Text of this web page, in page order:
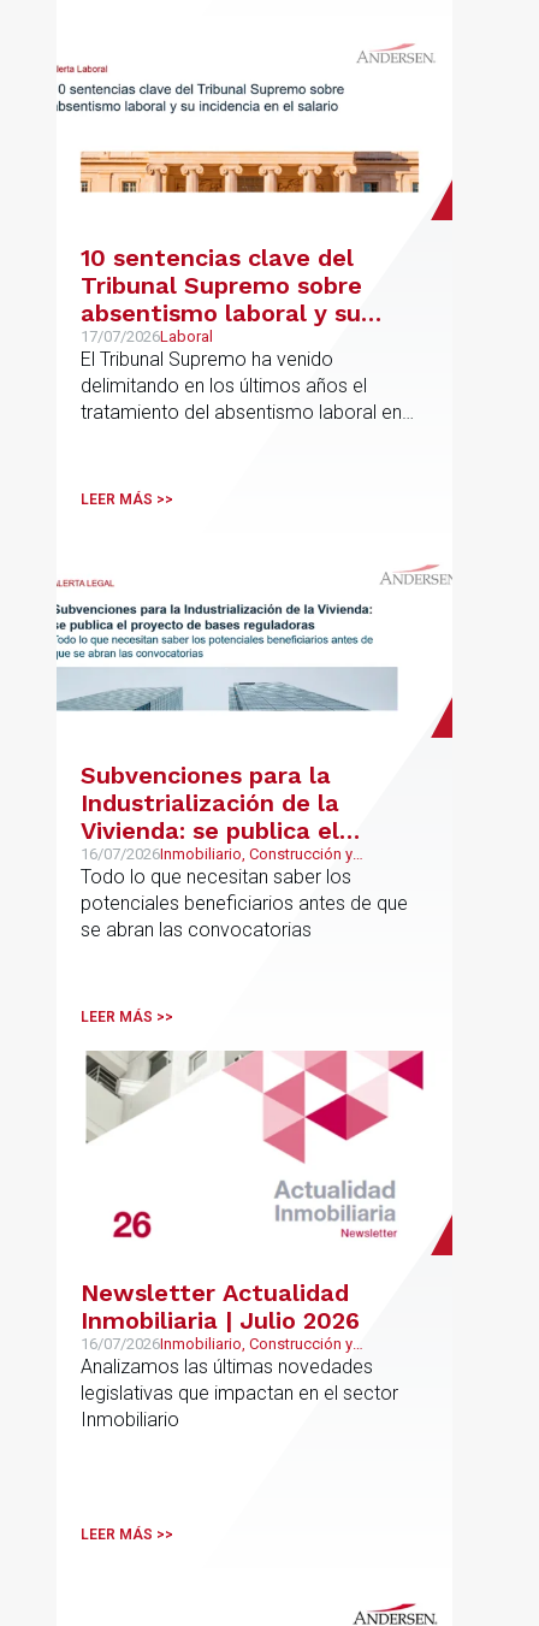
10 sentencias clave del
Tribunal Supremo sobre
absentismo laboral y su
incidencia en el salario
17/07/2026Laboral
El Tribunal Supremo ha venido
delimitando en los últimos años el
tratamiento del absentismo laboral en
asistencia, complementos de
LEER MÁS >>
Subvenciones para la
Industrialización de la
Vivienda: se publica el
proyecto de bases
reguladoras
16/07/2026Inmobiliario, Construcción y
Urbanismo
Todo lo que necesitan saber los
potenciales beneficiarios antes de que
se abran las convocatorias
LEER MÁS >>
Newsletter Actualidad
Inmobiliaria | Julio 2026
16/07/2026Inmobiliario, Construcción y
Urbanismo
Analizamos las últimas novedades
legislativas que impactan en el sector
Inmobiliario
LEER MÁS >>